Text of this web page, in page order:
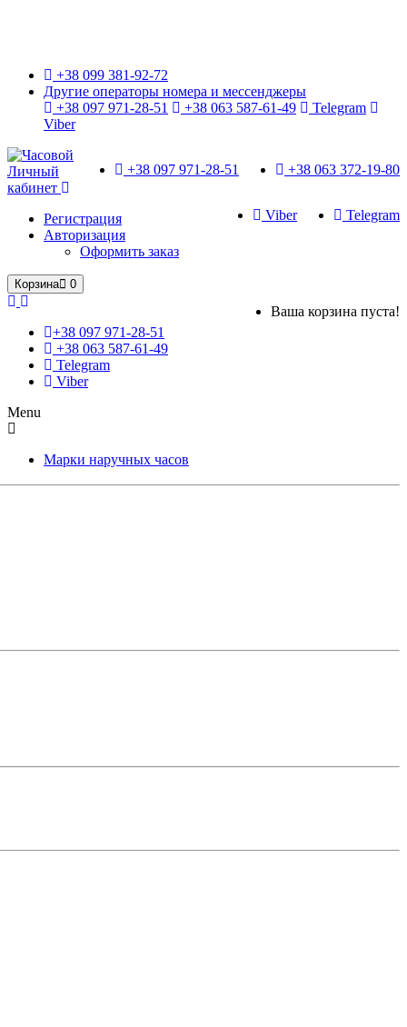
+38 099 381-92-72
Другие операторы номера и мессенджеры
+38 097 971-28-51
+38 063 587-61-49
Telegram
Viber
+38 063 372-19-80
+38 097 971-28-51
Telegram
Viber
Личный
кабинет
Регистрация
Авторизация
Оформить заказ
Корзина 0
Ваша корзина пуста!
+38 097 971-28-51
+38 063 587-61-49
Telegram
Viber
Menu
Марки наручных часов